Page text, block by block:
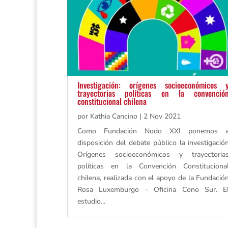
Investigación: orígenes socioeconómicos
trayectorias políticas en la convención
constitucional chilena
por Kathia Cancino | 2 Nov 2021
Como Fundación Nodo XXI ponemos
disposición del debate público la investigación
Orígenes socioeconómicos y trayectorias
políticas en la Convención
chilena, realizada con el apoyo de la Fundación
Rosa Luxemburgo - Oficina Cono Sur.
estudio...